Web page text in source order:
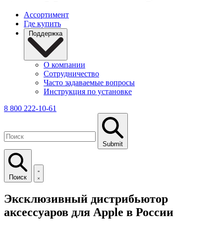
Ассортимент
Где купить
Поддержка
О компании
Сотрудничество
Часто задаваемые вопросы
Инструкция по установке
8 800 222-10-61
Submit
Поиск
Эксклюзивный дистрибьютор
аксессуаров для Apple в России